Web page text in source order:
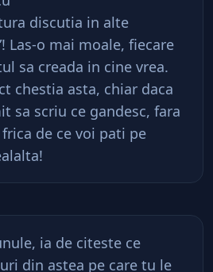
discutia in alte
Las-o mai moale, fiecare
sa creada in cine vrea.
chestia asta, chiar daca
sa scriu ce gandesc, fara
de ce voi pati pe
ia de citeste ce
din astea pe care tu le